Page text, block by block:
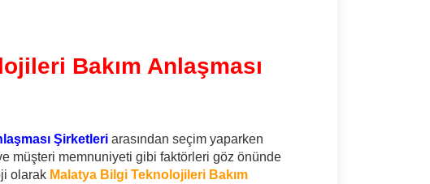
Bakım Anlaşması
Şirketleri arasından seçim yaparken
müşteri memnuniyeti gibi faktörleri göz önünde
olarak Malatya Bilgi Teknolojileri Bakım